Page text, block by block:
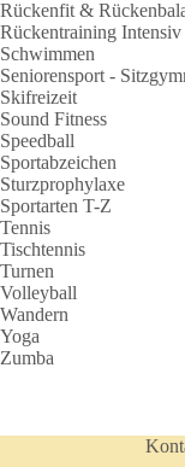
Rückenfit &
Rückentraining Intensiv
Schwimmen
Seniorensport -
Skifreizeit
Sound Fitness
Speedball
Sportabzeichen
Sturzprophylaxe
Sportarten T-Z
Tennis
Tischtennis
Turnen
Volleyball
Wandern
Yoga
Zumba